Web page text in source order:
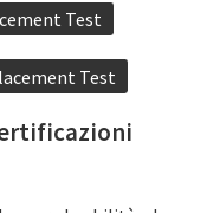
Test
Test